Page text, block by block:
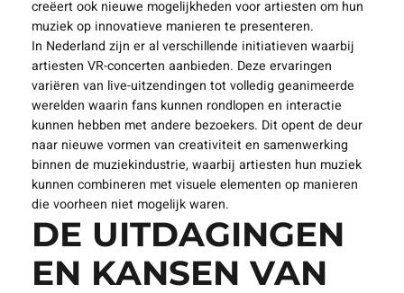
De muziekindustrie heeft ook de voordelen van virtual
reality ontdekt. Concerten en festivals kunnen nu worden
ervaren vanuit het comfort van je eigen huis, met behulp
van VR-technologie. Dit biedt niet alleen een oplossing
voor mensen die niet fysiek aanwezig kunnen zijn, maar
creëert ook nieuwe mogelijkheden voor artiesten om hun
muziek op innovatieve manieren te presenteren.
In Nederland zijn er al verschillende initiatieven waarbij
artiesten VR-concerten aanbieden. Deze ervaringen
variëren van live-uitzendingen tot volledig geanimeerde
werelden waarin fans kunnen rondlopen en interactie
kunnen hebben met andere bezoekers. Dit opent de deur
naar nieuwe vormen van creativiteit en samenwerking
binnen de muziekindustrie, waarbij artiesten hun muziek
kunnen combineren met visuele elementen op manieren